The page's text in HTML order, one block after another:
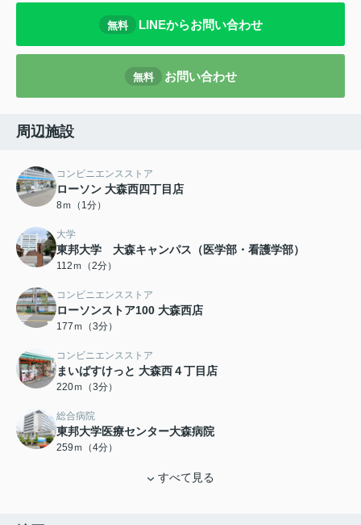
無料 LINEからお問い合わせ
無料 お問い合わせ
周辺施設
コンビニエンスストア
ローソン 大森西四丁目店
8ｍ（1分）
大学
東邦大学 大森キャンパス（医学部・看護学部）
112ｍ（2分）
コンビニエンスストア
ローソンストア100 大森西店
177ｍ（3分）
コンビニエンスストア
まいばすけっと 大森西４丁目店
220ｍ（3分）
総合病院
東邦大学医療センター大森病院
259ｍ（4分）
すべて見る